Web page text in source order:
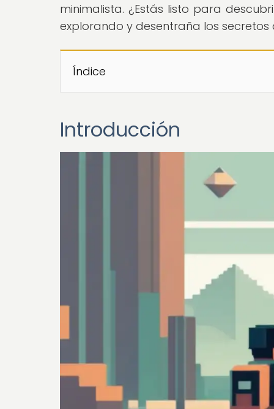
minimalista. ¿Estás listo para
explorando y desentraña los
Índice
Introducción